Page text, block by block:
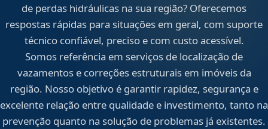
de perdas hidráulicas na sua região? Oferecemos
respostas rápidas para situações em geral, com suporte
técnico confiável, preciso e com custo acessível.
Somos referência em serviços de localização de
vazamentos e correções estruturais em imóveis da
região. Nosso objetivo é garantir rapidez, segurança e
excelente relação entre qualidade e investimento, tanto na
prevenção quanto na solução de problemas já existentes.